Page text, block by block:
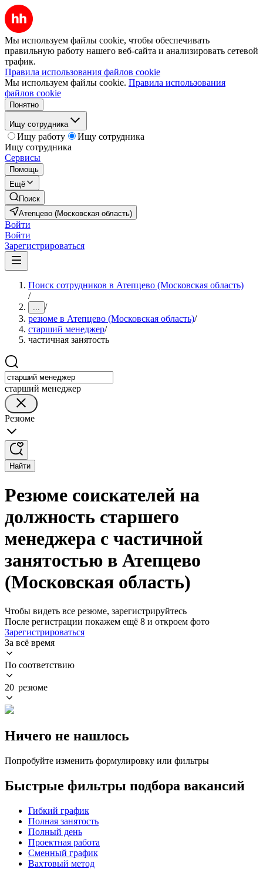
Мы используем файлы cookie, чтобы обеспечивать
правильную работу нашего веб-сайта и анализировать сетевой
трафик.
Правила использования файлов cookie
Мы используем файлы cookie. Правила использования
файлов cookie
Понятно
Ищу сотрудника
Ищу работу
Ищу сотрудника
Ищу сотрудника
Сервисы
Помощь
Ещё
Поиск
Атепцево (Московская область)
Войти
Войти
Зарегистрироваться
Поиск сотрудников в Атепцево (Московская область)
/
... /
резюме в Атепцево (Московская область)/
старший менеджер/
частичная занятость
старший менеджер
Резюме
Найти
Резюме соискателей на
должность старшего
менеджера с частичной
занятостью в Атепцево
(Московская область)
Чтобы видеть все резюме, зарегистрируйтесь
После регистрации покажем ещё 8 и откроем фото
Зарегистрироваться
За всё время
По соответствию
20 резюме
Ничего не нашлось
Попробуйте изменить формулировку или фильтры
Быстрые фильтры подбора вакансий
Гибкий график
Полная занятость
Полный день
Проектная работа
Сменный график
Вахтовый метод